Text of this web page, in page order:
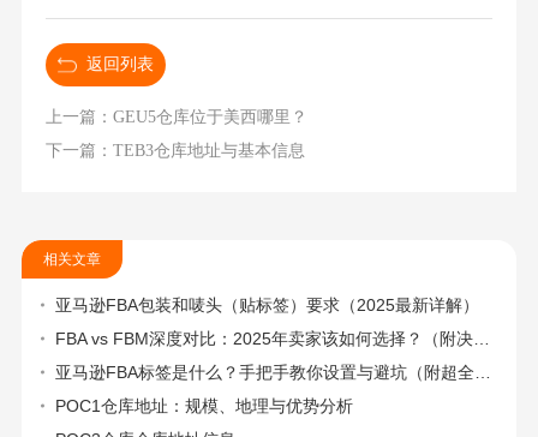
返回列表
上一篇：GEU5仓库位于美西哪里？
下一篇：TEB3仓库地址与基本信息
相关文章
亚马逊FBA包装和唛头（贴标签）要求（2025最新详解）
FBA vs FBM深度对比：2025年卖家该如何选择？（附决策流程图）
亚马逊FBA标签是什么？手把手教你设置与避坑（附超全指南）
POC1仓库地址：规模、地理与优势分析